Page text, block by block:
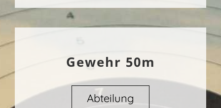
Gewehr 50m
Abteilung